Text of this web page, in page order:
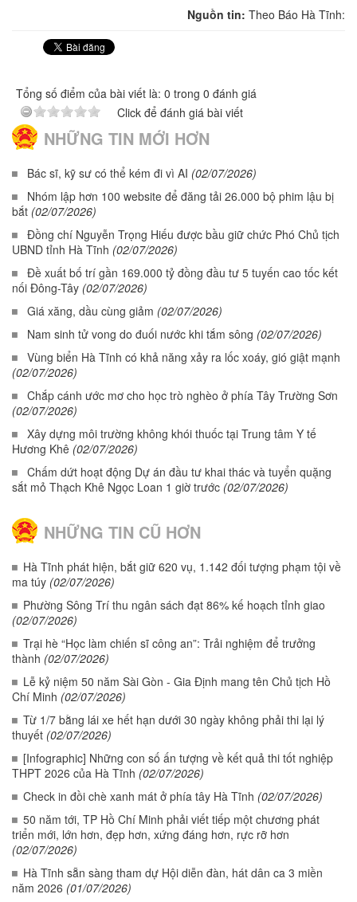
Nguồn tin: Theo Báo Hà Tĩnh:
Tổng số điểm của bài viết là: 0 trong 0 đánh giá
Click để đánh giá bài viết
NHỮNG TIN MỚI HƠN
Bác sĩ, kỹ sư có thể kém đi vì AI (02/07/2026)
Nhóm lập hơn 100 website để đăng tải 26.000 bộ phim lậu bị
bắt (02/07/2026)
Đồng chí Nguyễn Trọng Hiếu được bầu giữ chức Phó Chủ tịch
UBND tỉnh Hà Tĩnh (02/07/2026)
Đề xuất bố trí gần 169.000 tỷ đồng đầu tư 5 tuyến cao tốc kết
nối Đông-Tây (02/07/2026)
Giá xăng, dầu cùng giảm (02/07/2026)
Nam sinh tử vong do đuối nước khi tắm sông (02/07/2026)
Vùng biển Hà Tĩnh có khả năng xảy ra lốc xoáy, gió giật mạnh
(02/07/2026)
Chắp cánh ước mơ cho học trò nghèo ở phía Tây Trường Sơn
(02/07/2026)
Xây dựng môi trường không khói thuốc tại Trung tâm Y tế
Hương Khê (02/07/2026)
Chấm dứt hoạt động Dự án đầu tư khai thác và tuyển quặng
sắt mỏ Thạch Khê Ngọc Loan 1 giờ trước (02/07/2026)
NHỮNG TIN CŨ HƠN
Hà Tĩnh phát hiện, bắt giữ 620 vụ, 1.142 đối tượng phạm tội về
ma túy (02/07/2026)
Phường Sông Trí thu ngân sách đạt 86% kế hoạch tỉnh giao
(02/07/2026)
Trại hè “Học làm chiến sĩ công an”: Trải nghiệm để trưởng
thành (02/07/2026)
Lễ kỷ niệm 50 năm Sài Gòn - Gia Định mang tên Chủ tịch Hồ
Chí Minh (02/07/2026)
Từ 1/7 bằng lái xe hết hạn dưới 30 ngày không phải thi lại lý
thuyết (02/07/2026)
[Infographic] Những con số ấn tượng về kết quả thi tốt nghiệp
THPT 2026 của Hà Tĩnh (02/07/2026)
Check in đồi chè xanh mát ở phía tây Hà Tĩnh (02/07/2026)
50 năm tới, TP Hồ Chí Minh phải viết tiếp một chương phát
triển mới, lớn hơn, đẹp hơn, xứng đáng hơn, rực rỡ hơn
(02/07/2026)
Hà Tĩnh sẵn sàng tham dự Hội diễn đàn, hát dân ca 3 miền
năm 2026 (01/07/2026)